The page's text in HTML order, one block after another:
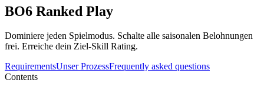
BO6 Ranked Play
Dominiere jeden Spielmodus. Schalte alle saisonalen Belohnungen
frei. Erreiche dein Ziel-Skill Rating.
RequirementsUnser ProzessFrequently asked questions
Contents